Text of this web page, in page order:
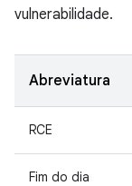
vulnerabilidade.
Abreviatura
RCE
Fim do dia